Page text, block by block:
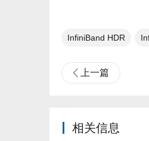
InfiniBand HDR
上一篇
相关信息